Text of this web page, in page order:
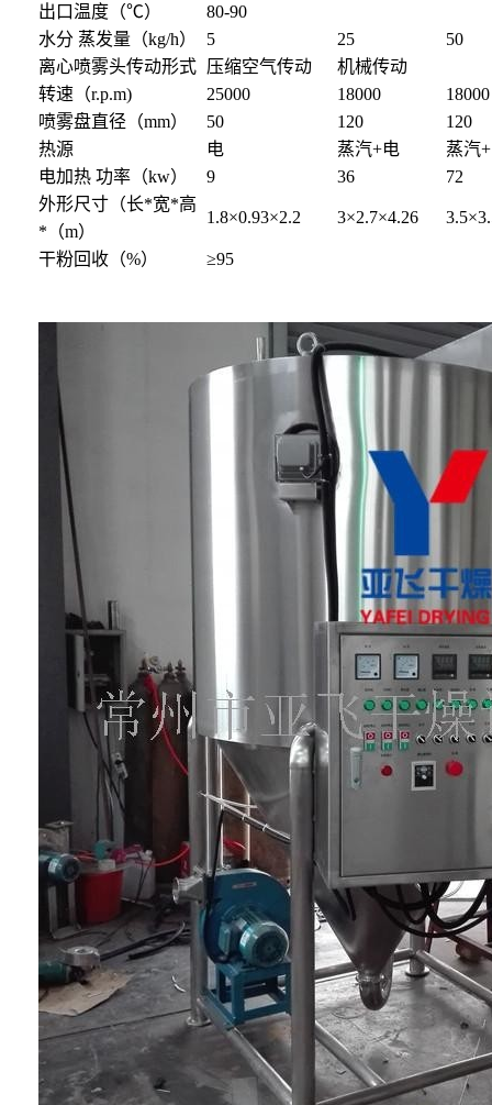
出口温度（℃）
80-90
水分 蒸发量（kg/h）
5 25
50
离心喷雾头传动形式 压缩空气传动
机械传动
转速（r.p.m)
25000 18000
18000
喷雾盘直径（mm）
50 120
120
热源
电 蒸汽+电
蒸汽
电加热 功率（kw）
9 36
72
外形尺寸（长*宽*高
*（m）
1.8×0.93×2.2 3×2.7×4.26
干粉回收（%） ≥95